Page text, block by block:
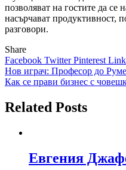
позволяват на гостите да се
насърчават продуктивност,
разговори.
Share
Facebook TwitterPinterest
Навигация
Нов играч: Професор до
Как се прави бизнес с
Related Posts
Евгения